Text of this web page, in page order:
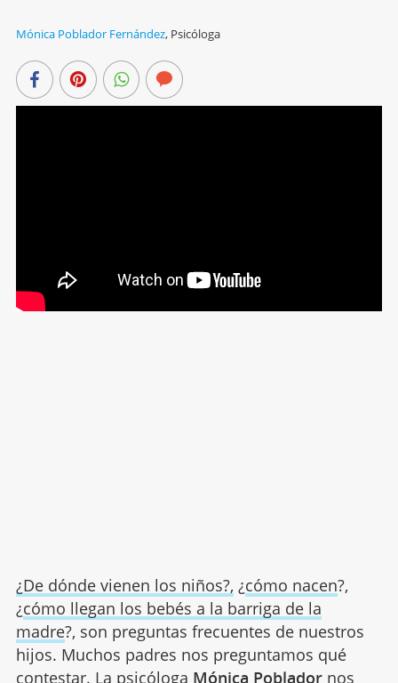
Mónica Poblador Fernández, Psicóloga
¿De dónde vienen los niños?, ¿cómo nacen?,
¿cómo llegan los bebés a la barriga de la
madre?, son preguntas frecuentes de nuestros
hijos. Muchos padres nos preguntamos qué
contestar. La psicóloga Mónica Pobladornos